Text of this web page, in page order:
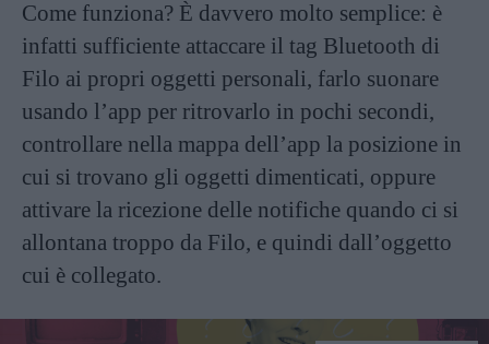
Come funziona? È davvero molto semplice: è
infatti sufficiente attaccare il tag Bluetooth di
Filo ai propri oggetti personali, farlo suonare
usando l’app per ritrovarlo in pochi secondi,
controllare nella mappa dell’app la posizione in
cui si trovano gli oggetti dimenticati, oppure
attivare la ricezione delle notifiche quando ci si
allontana troppo da Filo, e quindi dall’oggetto
cui è collegato.